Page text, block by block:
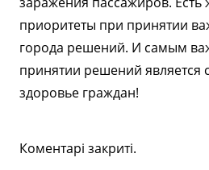
приоритеты при принятии
города решений. И самым
принятии решений является
здоровье граждан!
Коментарі закриті.